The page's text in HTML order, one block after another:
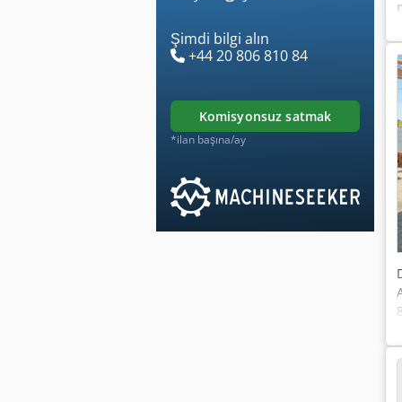
Şimdi bilgi alın
+44 20 806 810 84
komisyonsuz satmak
*ilan başına/ay